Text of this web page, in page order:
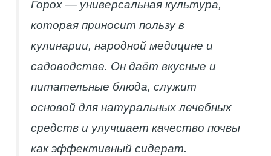
Горох — универсальная культура,
которая приносит пользу в
кулинарии, народной медицине и
садоводстве. Он даёт вкусные и
питательные блюда, служит
основой для натуральных лечебных
средств и улучшает качество почвы
как эффективный сидерат.